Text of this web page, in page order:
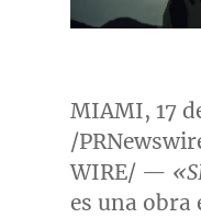
MIAMI, 17
/
WIRE/ —
es una obra